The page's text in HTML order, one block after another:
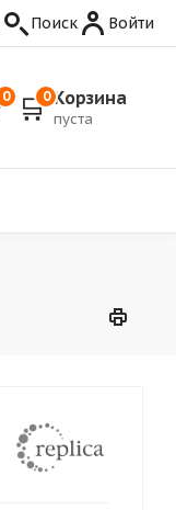
Поиск Войти
0 0 Корзина
пуста